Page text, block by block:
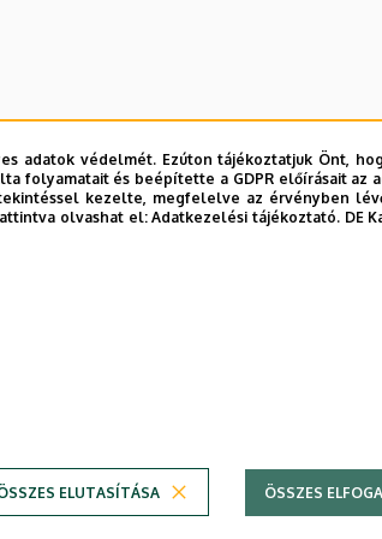
adatok védelmét. Ezúton tájékoztatjuk Önt,
folyamatait és beépítette a GDPR előírásait az
kezelte, megfelelve az érvényben
olvashat el:Adatkezelési tájékoztató. DE
ELUTASÍTÁSA ÖSSZES